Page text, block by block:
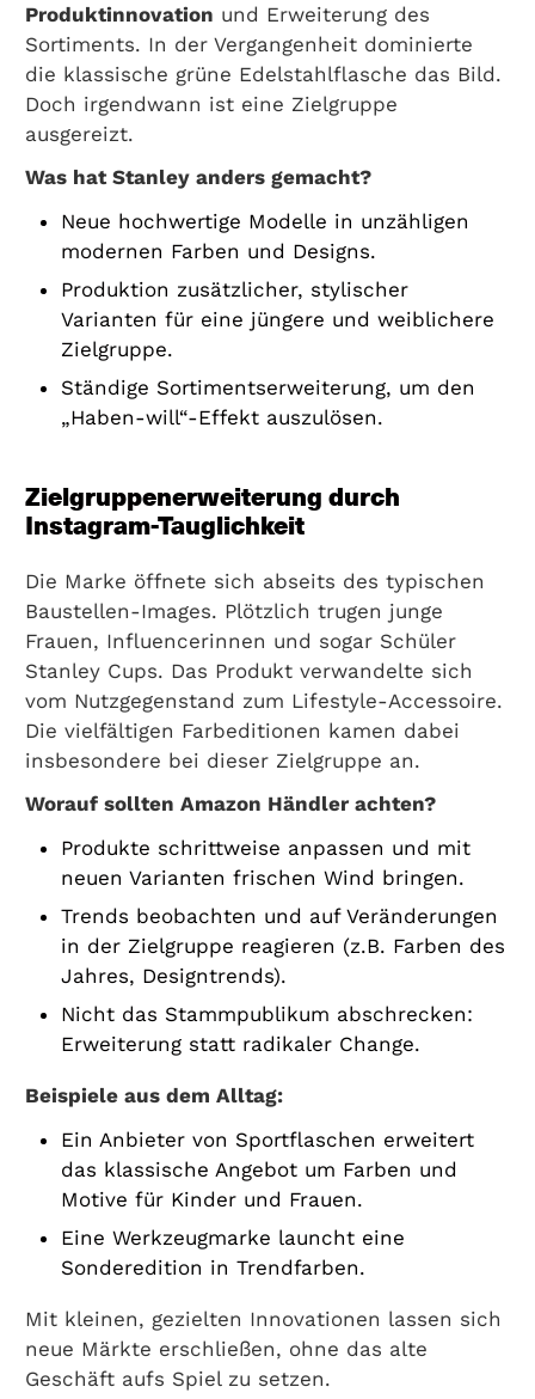
Produktinnovation und Erweiterung des
Sortiments. In der Vergangenheit dominierte
die klassische grüne Edelstahlflasche das Bild.
Doch irgendwann ist eine Zielgruppe
ausgereizt.
Was hat Stanley anders gemacht?
Neue hochwertige Modelle in unzähligen
modernen Farben und Designs.
Produktion zusätzlicher, stylischer
Varianten für eine jüngere und weiblichere
Zielgruppe.
Ständige Sortimentserweiterung, um den
„Haben-will“-Effekt auszulösen.
Zielgruppenerweiterung durch
Instagram-Tauglichkeit
Die Marke öffnete sich abseits des typischen
Baustellen-Images. Plötzlich trugen junge
Frauen, Influencerinnen und sogar Schüler
Stanley Cups. Das Produkt verwandelte sich
vom Nutzgegenstand zum Lifestyle-Accessoire.
Die vielfältigen Farbeditionen kamen dabei
insbesondere bei dieser Zielgruppe an.
Worauf sollten Amazon Händler achten?
Produkte schrittweise anpassen und mit
neuen Varianten frischen Wind bringen.
Trends beobachten und auf Veränderungen
in der Zielgruppe reagieren (z.B. Farben des
Jahres, Designtrends).
Nicht das Stammpublikum abschrecken:
Erweiterung statt radikaler Change.
Beispiele aus dem Alltag:
Ein Anbieter von Sportflaschen erweitert
das klassische Angebot um Farben und
Motive für Kinder und Frauen.
Eine Werkzeugmarke launcht eine
Sonderedition in Trendfarben.
Mit kleinen, gezielten Innovationen lassen sich
neue Märkte erschließen, ohne das alte
Geschäft aufs Spiel zu setzen.